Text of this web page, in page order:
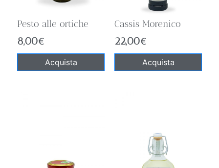
Pesto alle ortiche
8,00€
Acquista
Cassis Morenico
22,00€
Acquista